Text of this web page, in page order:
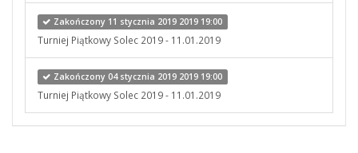
Zakończony 11 stycznia 2019 2019 19:00
Turniej Piątkowy Solec 2019 - 11.01.2019
Zakończony 04 stycznia 2019 2019 19:00
Turniej Piątkowy Solec 2019 - 11.01.2019